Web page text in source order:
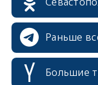
Раньше
Большие